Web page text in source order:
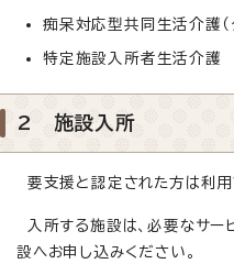
痴呆対応型共同生活介護（
特定施設入所者生活介護
2 施設入所
要支援と認定された方は利用
入所する施設は、必要なサー
設へお申し込みください。